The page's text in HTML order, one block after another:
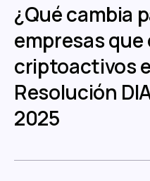
¿Qué cambia
empresas
criptoactivos
Resolución
2025